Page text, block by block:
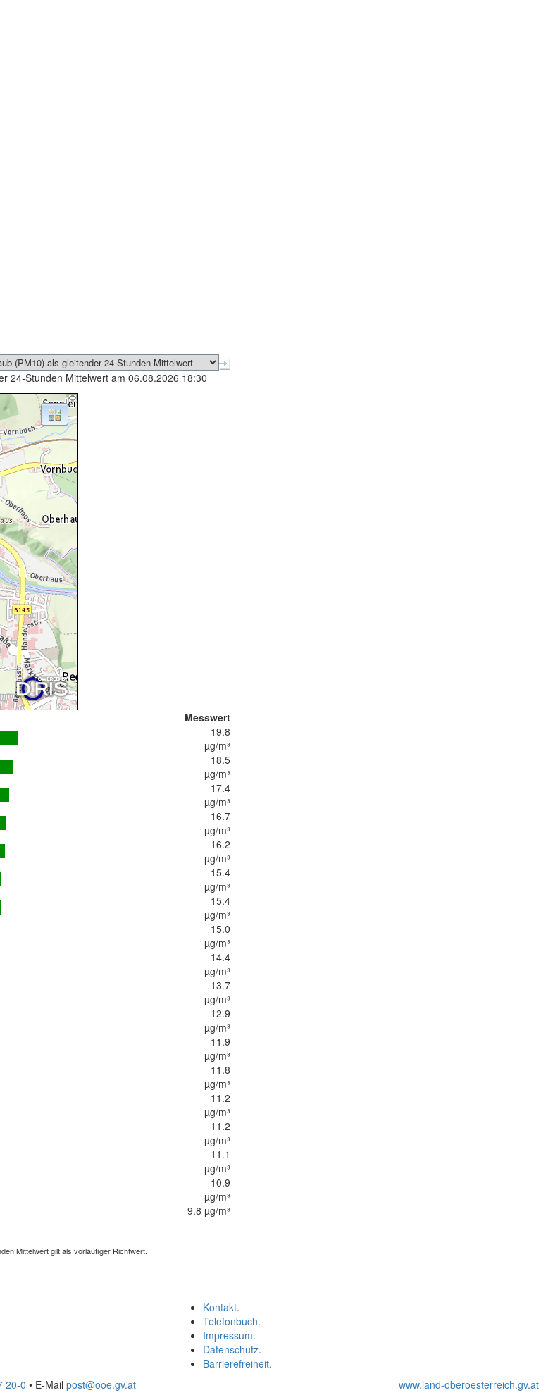
24-Stunden Mittelwert am 06.08.2026 18:30
Messwert
19.8
µg/m³
18.5
µg/m³
17.4
µg/m³
16.7
µg/m³
16.2
µg/m³
15.4
µg/m³
15.4
µg/m³
15.0
µg/m³
14.4
µg/m³
13.7
µg/m³
12.9
µg/m³
11.9
µg/m³
11.8
µg/m³
11.2
µg/m³
11.2
µg/m³
11.1
µg/m³
10.9
µg/m³
9.8 µg/m³
Mittelwert gilt als vorläufiger Richtwert.
Kontakt.
Telefonbuch.
Impressum.
Datenschutz.
Barrierefreiheit.
20-0 • E-Mail post@ooe.gv.at www.land-oberoesterreich.gv.at